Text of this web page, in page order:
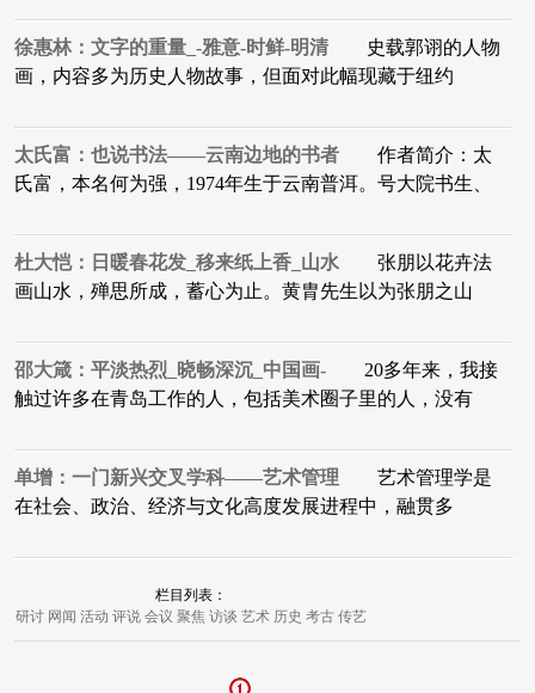
徐惠林：文字的重量_-雅意-时鲜-明清 史载郭诩的人物
画，内容多为历史人物故事，但面对此幅现藏于纽约
太氏富：也说书法——云南边地的书者 作者简介：太
氏富，本名何为强，1974年生于云南普洱。号大院书生、
杜大恺：日暖春花发_移来纸上香_山水 张朋以花卉法
画山水，殚思所成，蓄心为止。黄胄先生以为张朋之山
邵大箴：平淡热烈_晓畅深沉_中国画- 20多年来，我接
触过许多在青岛工作的人，包括美术圈子里的人，没有
单增：一门新兴交叉学科——艺术管理 艺术管理学是
在社会、政治、经济与文化高度发展进程中，融贯多
栏目列表：
研讨 网闻 活动 评说 会议 聚焦 访谈 艺术 历史 考古 传艺